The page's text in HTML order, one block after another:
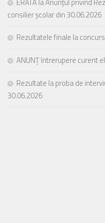
consilier școlar din 30.06.2026
Rezultatele finale la
ANUNȚ întrerupere curent
Rezultate la proba de
30.06.2026